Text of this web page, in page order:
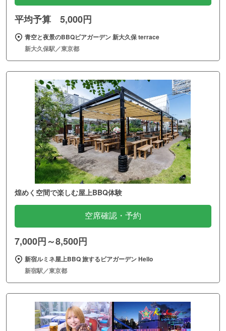
平均予算 5,000円
青空と夜景のBBQビアガーデン 新大久保 terrace
新大久保駅／東京都
煌めく空間で楽しむ屋上BBQ体験
空席確認・予約
7,000円～8,500円
新宿ルミネ屋上BBQ 旅するビアガーデン Hello
新宿駅／東京都